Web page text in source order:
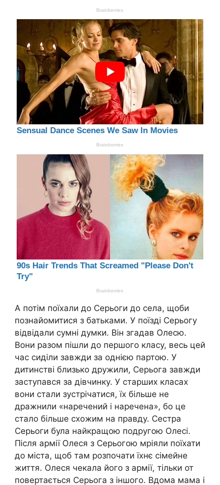
А потім поїхали до Серьоги до села, щоби
познайомитися з батьками. У поїзді Серьогу
відвідали cyмні думки. Він згадав Олесю.
Вони разом пішли до першого класу, весь цей
час сиділи завжди за однією партою. У
дитинстві близько дружили, Серьога завжди
заступався за дівчинку. У старших класах
вони стали зустрічатися, їх більше не
дражнили «наречений і наречена», бо це
стало більше схожим на правду. Сестра
Серьоги була найкращою подругою Олесі.
Після apмії Олеся з Серьогою мріяли поїхати
до міста, щоб там розпочати їхнє сімейне
життя. Олеся чекала його з apмії, тільки от
повертається Серьога з іншого. Вдома мама і